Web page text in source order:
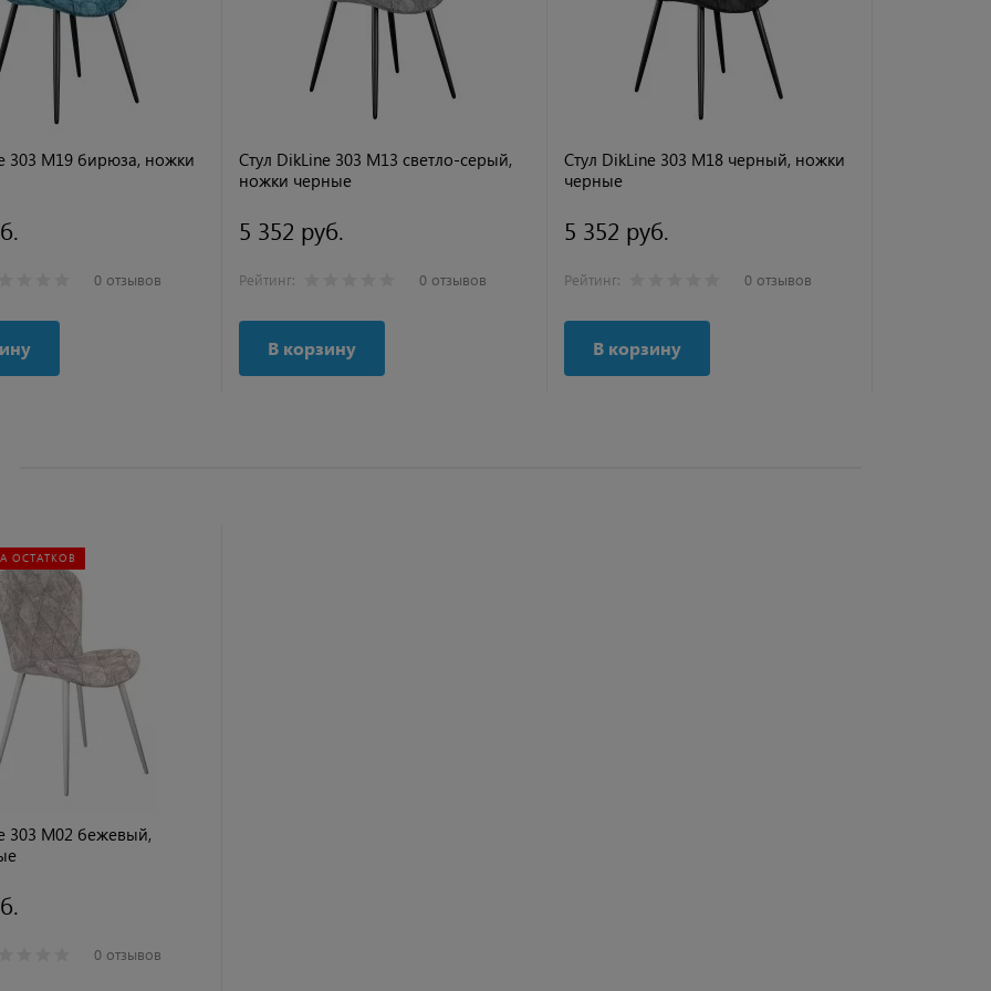
303 M19 бирюза, ножки
0 отзывов
Стул DikLine 303 M13 светло-серый,
ножки черные
5 352 руб.
Рейтинг: 0 отзывов
В корзину
Стул DikLine 303 M18 черный, ножки
черные
5 352 руб.
Рейтинг: 0 отзывов
В корзину
ОСТАТКОВ
303 M02 бежевый,
0 отзывов